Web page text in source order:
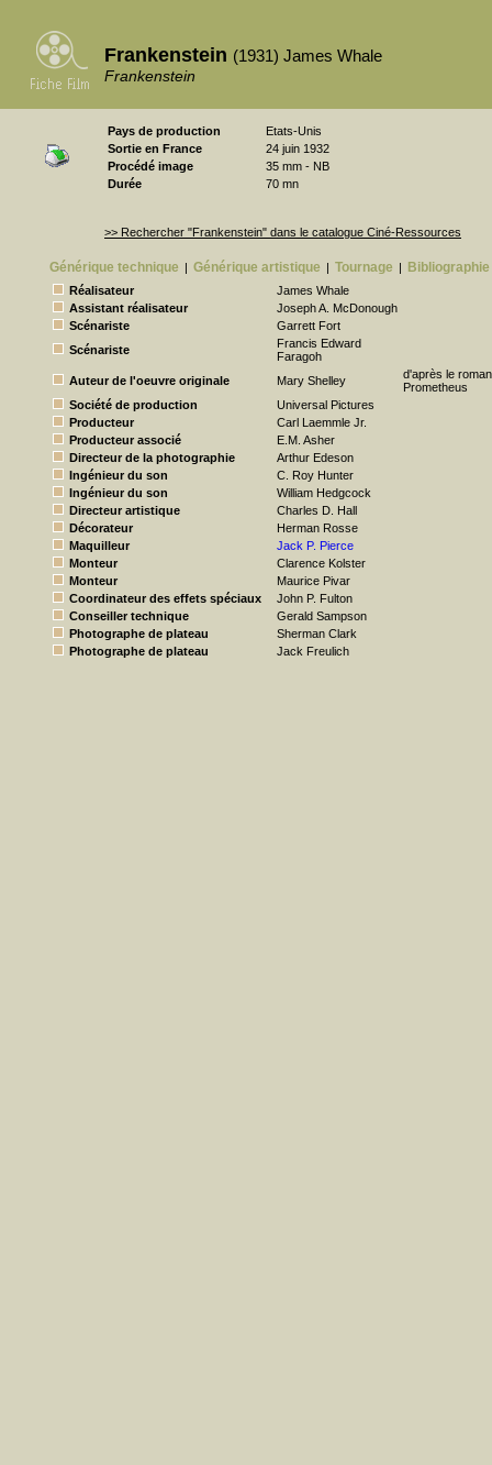
Frankenstein (1931) James Whale
Frankenstein
Pays de production
Etats-Unis
Sortie en France
24 juin 1932
Procédé image
35 mm - NB
Durée
70 mn
>> Rechercher "Frankenstein" dans le catalogue Ciné-Ressources
Générique technique | Générique artistique | Tournage | Bibliographie
Réalisateur
James Whale
Assistant réalisateur
Joseph A. McDonough
Scénariste
Garrett Fort
Scénariste
Francis Edward
Faragoh
Auteur de l'oeuvre originale
Mary Shelley
d'après le
Prometheus
Société de production
Universal Pictures
Producteur
Carl Laemmle Jr.
Producteur associé
E.M. Asher
Directeur de la photographie
Arthur Edeson
Ingénieur du son
C. Roy Hunter
Ingénieur du son
William Hedgcock
Directeur artistique
Charles D. Hall
Décorateur
Herman Rosse
Maquilleur
Jack P. Pierce
Monteur
Clarence Kolster
Monteur
Maurice Pivar
Coordinateur des effets spéciaux
John P. Fulton
Conseiller technique
Gerald Sampson
Photographe de plateau
Sherman Clark
Photographe de plateau
Jack Freulich